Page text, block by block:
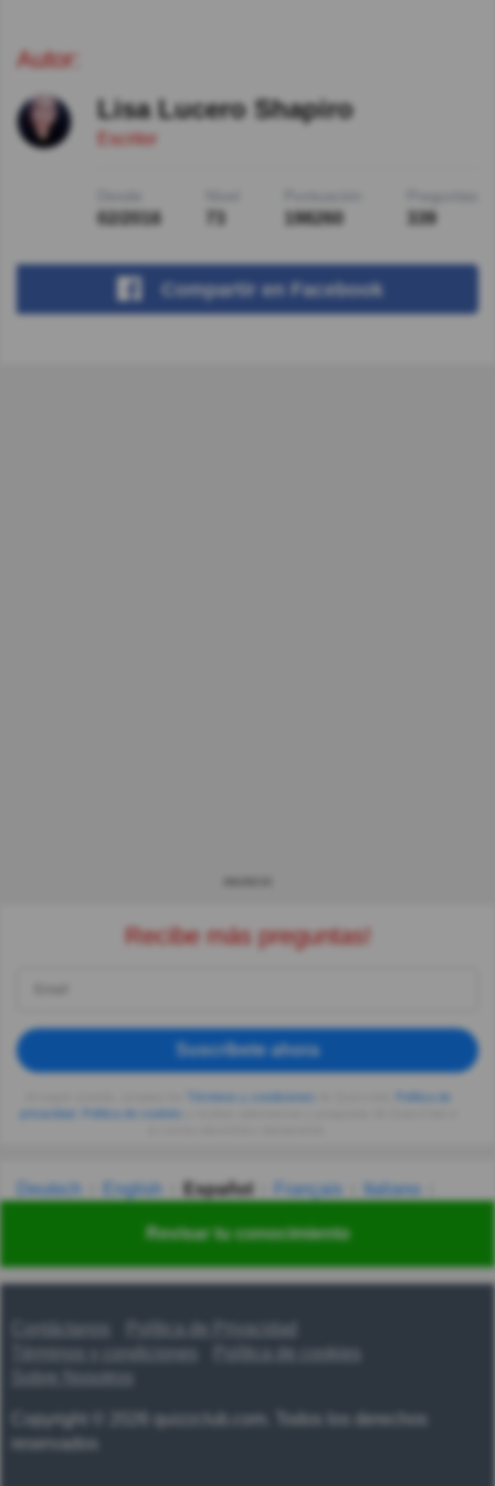
Revisar tu conocimiento
Autor:
Lisa Lucero Shapiro
Escritor
02/2016 198260 339
Compartir en Facebook
Recibe más preguntas!
Suscríbete ahora
Deutsch English Español Français
Italiano
Українська हिन्दी 한국어 汉语
Contáctanos
Política de Privacidad
Términos y condiciones
Copyright © 2026 quizzclub.com. Todos los derechos
reservados